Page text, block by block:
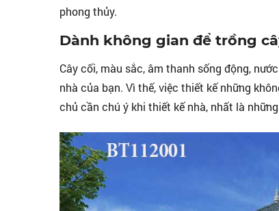
phong thủy.
Dành không gian để trồng
Cây cối, màu sắc, âm thanh sống động,
nhà của bạn. Vì thế, việc thiết kế những
chủ cần chú ý khi thiết kế nhà, nhất là những